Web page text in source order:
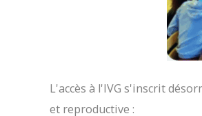
L'accès à l'IVG s'inscrit
et reproductive :